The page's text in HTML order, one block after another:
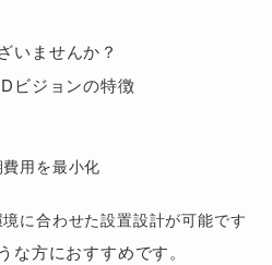
いませんか？
ビジョンの特徴
用を最小化
に合わせた設置設計が可能です
方におすすめです。